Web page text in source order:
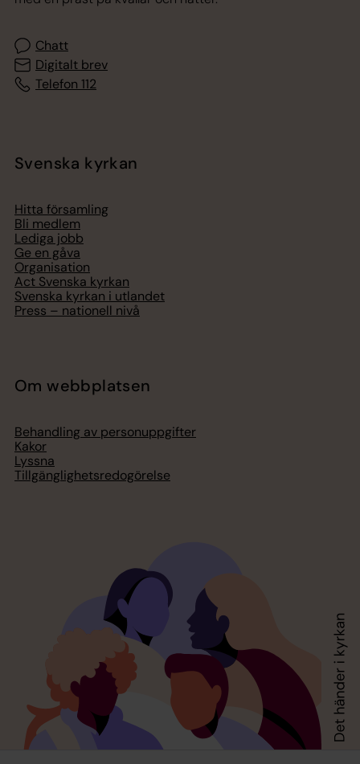
Chatt
Digitalt brev
Telefon 112
Svenska kyrkan
Hitta församling
Bli medlem
Lediga jobb
Ge en gåva
Organisation
Act Svenska kyrkan
Svenska kyrkan i utlandet
Press – nationell nivå
Om webbplatsen
Behandling av personuppgifter
Kakor
Lyssna
Tillgänglighetsredogörelse